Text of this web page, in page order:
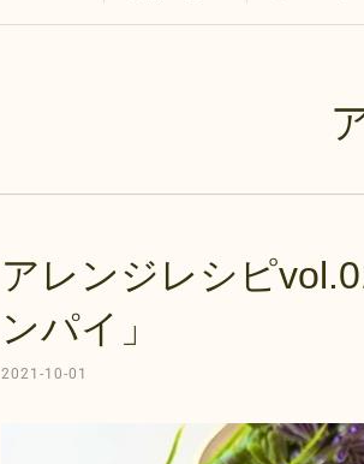
アレンジレシピ
ンパイ」
2021-10-01